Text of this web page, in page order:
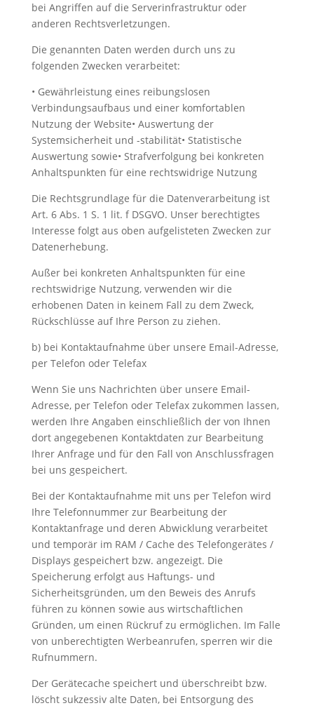
bei Angriffen auf die Serverinfrastruktur oder
anderen Rechtsverletzungen.
Die genannten Daten werden durch uns zu
folgenden Zwecken verarbeitet:
• Gewährleistung eines reibungslosen
Verbindungsaufbaus und einer komfortablen
Nutzung der Website• Auswertung der
Systemsicherheit und -stabilität• Statistische
Auswertung sowie• Strafverfolgung bei konkreten
Anhaltspunkten für eine rechtswidrige Nutzung
Die Rechtsgrundlage für die Datenverarbeitung ist
Art. 6 Abs. 1 S. 1 lit. f DSGVO. Unser berechtigtes
Interesse folgt aus oben aufgelisteten Zwecken zur
Datenerhebung.
Außer bei konkreten Anhaltspunkten für eine
rechtswidrige Nutzung, verwenden wir die
erhobenen Daten in keinem Fall zu dem Zweck,
Rückschlüsse auf Ihre Person zu ziehen.
b) bei Kontaktaufnahme über unsere Email-Adresse,
per Telefon oder Telefax
Wenn Sie uns Nachrichten über unsere Email-
Adresse, per Telefon oder Telefax zukommen lassen,
werden Ihre Angaben einschließlich der von Ihnen
dort angegebenen Kontaktdaten zur Bearbeitung
Ihrer Anfrage und für den Fall von Anschlussfragen
bei uns gespeichert.
Bei der Kontaktaufnahme mit uns per Telefon wird
Ihre Telefonnummer zur Bearbeitung der
Kontaktanfrage und deren Abwicklung verarbeitet
und temporär im RAM / Cache des Telefongerätes /
Displays gespeichert bzw. angezeigt. Die
Speicherung erfolgt aus Haftungs- und
Sicherheitsgründen, um den Beweis des Anrufs
führen zu können sowie aus wirtschaftlichen
Gründen, um einen Rückruf zu ermöglichen. Im Falle
von unberechtigten Werbeanrufen, sperren wir die
Rufnummern.
Der Gerätecache speichert und überschreibt bzw.
löscht sukzessiv alte Daten, bei Entsorgung des